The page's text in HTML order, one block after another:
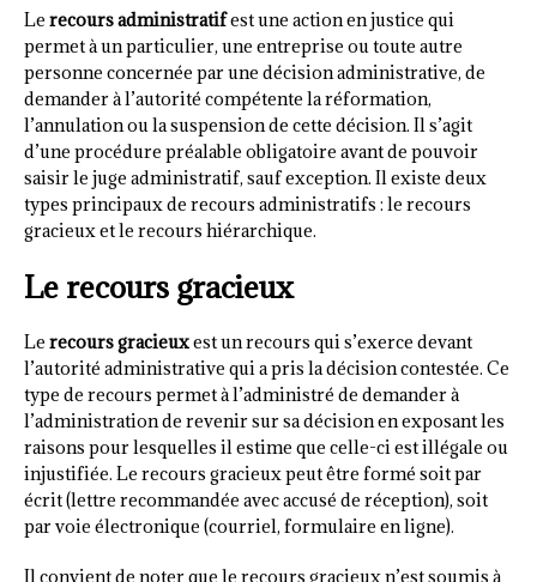
Le recours administratifest une action en justice qui
permet à un particulier, une entreprise ou toute autre
personne concernée par une décision administrative, de
demander à l’autorité compétente la réformation,
l’annulation ou la suspension de cette décision. Il s’agit
d’une procédure préalable obligatoire avant de pouvoir
saisir le juge administratif, sauf exception. Il existe deux
types principaux de recours administratifs : le recours
gracieux et le recours hiérarchique.
Le recours gracieux
Le recours gracieuxest un recours qui s’exerce devant
l’autorité administrative qui a pris la décision contestée. Ce
type de recours permet à l’administré de demander à
l’administration de revenir sur sa décision en exposant les
raisons pour lesquelles il estime que celle-ci est illégale ou
injustifiée. Le recours gracieux peut être formé soit par
écrit (lettre recommandée avec accusé de réception), soit
par voie électronique (courriel, formulaire en ligne).
Il convient de noter que le recours gracieux n’est soumis à